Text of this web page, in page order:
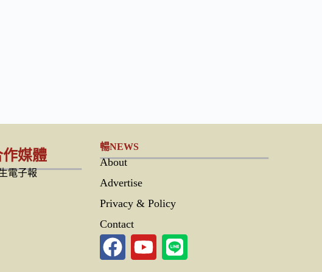
作媒體
電子報
暢NEWS
About
Advertise
Privacy & Policy
Contact